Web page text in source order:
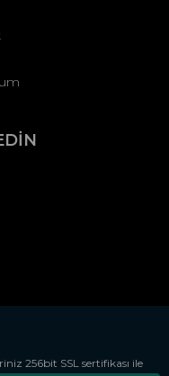
256bit SSL sertifikası ile